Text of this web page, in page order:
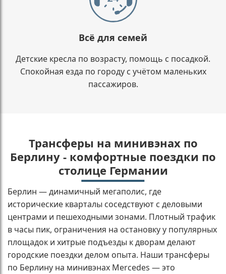
Всё для семей
Детские кресла по возрасту, помощь с посадкой.
Спокойная езда по городу с учётом маленьких
пассажиров.
Трансферы на минивэнах по
Берлину - комфортные поездки по
столице Германии
Берлин — динамичный мегаполис, где
исторические кварталы соседствуют с деловыми
центрами и пешеходными зонами. Плотный трафик
в часы пик, ограничения на остановку у популярных
площадок и хитрые подъезды к дворам делают
городские поездки делом опыта. Наши трансферы
по Берлину на минивэнах Mercedes — это